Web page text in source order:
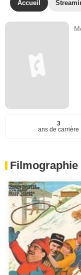
Accueil
3
ans de carrière
Filmographie